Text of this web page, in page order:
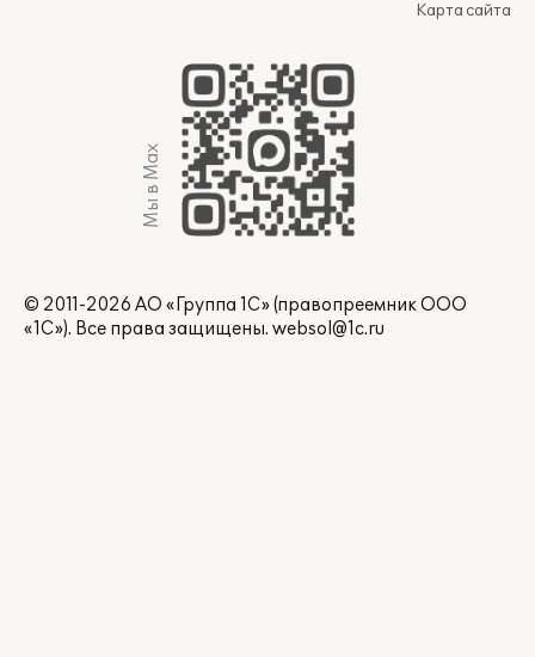
Карта сайта
Мы в Max
© 2011-2026 АО «Группа 1С» (правопреемник ООО
«1С»). Все права защищены. websol@1c.ru